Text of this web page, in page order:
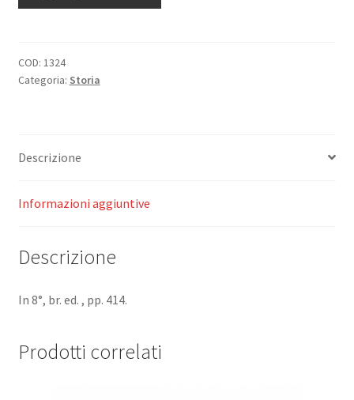
storia
italiana.
COD: 1324
Categoria: Storia
Descrizione
Informazioni aggiuntive
Descrizione
In 8°, br. ed. , pp. 414.
Prodotti correlati